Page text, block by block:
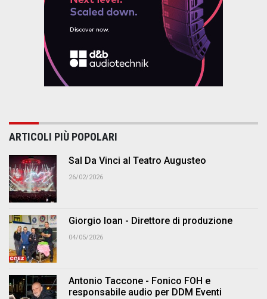
ARTICOLI PIÙ POPOLARI
Sal Da Vinci al Teatro Augusteo
26/02/2026
Giorgio Ioan - Direttore di produzione
04/05/2026
Antonio Taccone - Fonico FOH e
responsabile audio per DDM Eventi